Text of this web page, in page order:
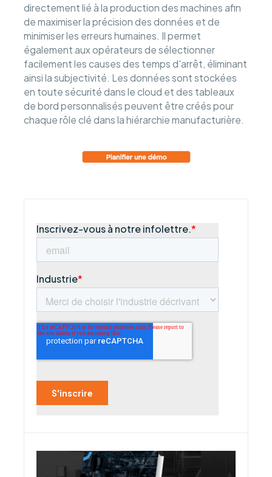
directement lié à la production des machines afin
de maximiser la précision des données et de
minimiser les erreurs humaines. Il permet
également aux opérateurs de sélectionner
facilement les causes des temps d'arrêt, éliminant
ainsi la subjectivité. Les données sont stockées
en toute sécurité dans le cloud et des tableaux
de bord personnalisés peuvent être créés pour
chaque rôle clé dans la hiérarchie manufacturière.